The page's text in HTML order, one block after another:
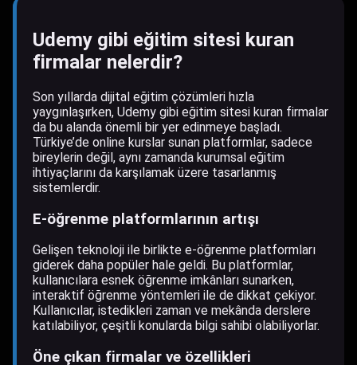
Udemy gibi eğitim sitesi kuran
firmalar nelerdir?
Son yıllarda dijital eğitim çözümleri hızla
yaygınlaşırken, Udemy gibi eğitim sitesi kuran firmalar
da bu alanda önemli bir yer edinmeye başladı.
Türkiye’de online kurslar sunan platformlar, sadece
bireylerin değil, aynı zamanda kurumsal eğitim
ihtiyaçlarını da karşılamak üzere tasarlanmış
sistemlerdir.
E-öğrenme platformlarının artışı
Gelişen teknoloji ile birlikte e-öğrenme platformları
giderek daha popüler hale geldi. Bu platformlar,
kullanıcılara esnek öğrenme imkânları sunarken,
interaktif öğrenme yöntemleri ile de dikkat çekiyor.
Kullanıcılar, istedikleri zaman ve mekânda derslere
katılabiliyor, çeşitli konularda bilgi sahibi olabiliyorlar.
Öne çıkan firmalar ve özellikleri